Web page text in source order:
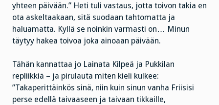
yhteen päivään.” Heti tuli vastaus, jotta toivon takia en
ota askeltaakaan, sitä suodaan tahtomatta ja
haluamatta. Kyllä se noinkin varmasti on… Minun
täytyy hakea toivoa joka ainoaan päivään.
Tähän kannattaa jo Lainata Kilpeä ja Pukkilan
repliikkiä – ja pirulauta miten kieli kulkee:
”Takaperittäinkös sinä, niin kuin sinun vanha Friisisi
perse edellä taivaaseen ja taivaan tikkaille,